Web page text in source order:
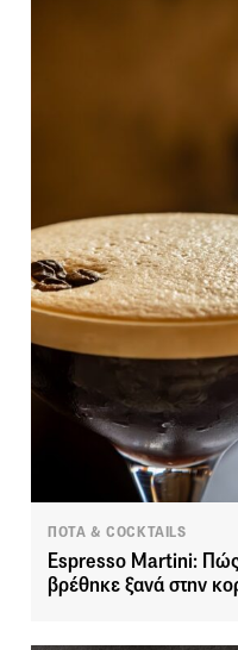
ΠΟΤΑ & COCKTAILS
Espresso Martini: Πώς
βρέθηκε ξανά στην